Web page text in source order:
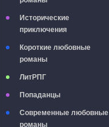
Исторические
приключения
Короткие любовные
романы
ЛитРПГ
Попаданцы
Современные любовные
романы